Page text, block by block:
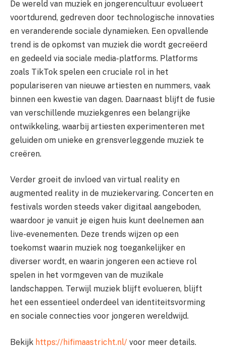
De wereld van muziek en jongerencultuur evolueert
voortdurend, gedreven door technologische innovaties
en veranderende sociale dynamieken. Een opvallende
trend is de opkomst van muziek die wordt gecreëerd
en gedeeld via sociale media-platforms. Platforms
zoals TikTok spelen een cruciale rol in het
populariseren van nieuwe artiesten en nummers, vaak
binnen een kwestie van dagen. Daarnaast blijft de fusie
van verschillende muziekgenres een belangrijke
ontwikkeling, waarbij artiesten experimenteren met
geluiden om unieke en grensverleggende muziek te
creëren.
Verder groeit de invloed van virtual reality en
augmented reality in de muziekervaring. Concerten en
festivals worden steeds vaker digitaal aangeboden,
waardoor je vanuit je eigen huis kunt deelnemen aan
live-evenementen. Deze trends wijzen op een
toekomst waarin muziek nog toegankelijker en
diverser wordt, en waarin jongeren een actieve rol
spelen in het vormgeven van de muzikale
landschappen. Terwijl muziek blijft evolueren, blijft
het een essentieel onderdeel van identiteitsvorming
en sociale connecties voor jongeren wereldwijd.
Bekijk https://hifimaastricht.nl/ voor meer details.